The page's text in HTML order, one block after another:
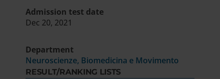
Admission test date
Dec 20, 2021
Department
Neuroscienze, Biomedicina e Movimento
RESULT/RANKING LISTS